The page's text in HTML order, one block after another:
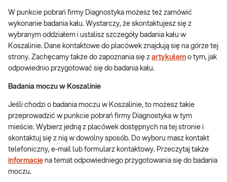
W punkcie pobrań firmy Diagnostyka możesz też zamówić
wykonanie badania kału. Wystarczy, że skontaktujesz się z
wybranym oddziałem i ustalisz szczegóły badania kału w
Koszalinie. Dane kontaktowe do placówek znajdują się na górze tej
strony. Zachęcamy także do zapoznania się z artykułem o tym, jak
odpowiednio przygotować się do badania kału.
Badania moczu w Koszalinie
Jeśli chodzi o badania moczu w Koszalinie, to możesz takie
przeprowadzić w punkcie pobrań firmy Diagnostyka w tym
mieście. Wybierz jedną z placówek dostępnych na tej stronie i
skontaktuj się z nią w dowolny sposób. Do wyboru masz kontakt
telefoniczny, e-mail lub formularz kontaktowy. Przeczytaj także
informacje na temat odpowiedniego przygotowania się do badania
moczu.